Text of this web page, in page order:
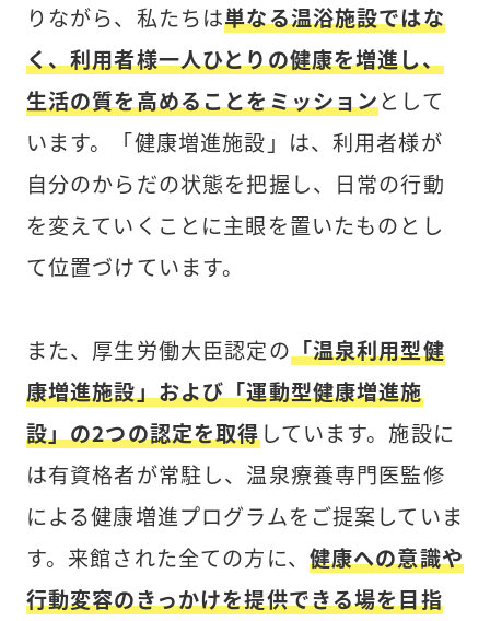
りながら、私たちは単なる温浴施設ではな
く、利用者様一人ひとりの健康を増進し、
生活の質を高めることをミッションとして
います。「健康増進施設」は、利用者様が
自分のからだの状態を把握し、日常の行動
を変えていくことに主眼を置いたものとし
て位置づけています。
また、厚生労働大臣認定の「温泉利用型健
康増進施設」および「運動型健康増進施
設」の2つの認定を取得しています。施設に
は有資格者が常駐し、温泉療養専門医監修
による健康増進プログラムをご提案していま
す。来館された全ての方に、 健康への意識や
行動変容のきっかけを提供できる場を目指